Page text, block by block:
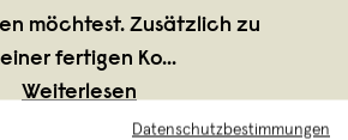
möchtest. Zusätzlich zu
fertigen Ko...
Weiterlesen
Datenschutzbestimmungen